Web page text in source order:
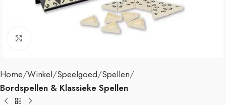
Home Winkel Speelgoed Spellen
Bordspellen & Klassieke Spellen